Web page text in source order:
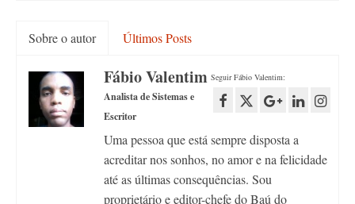
Sobre o autor Últimos Posts
Seguir Fábio Valentim:
Fábio Valentim
Analista de Sistemas e
Escritor
Uma pessoa que está sempre disposta a
acreditar nos sonhos, no amor e na felicidade
até as últimas consequências. Sou
proprietário e editor-chefe do Baú do